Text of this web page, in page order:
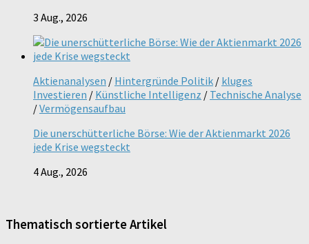
3 Aug., 2026
Aktienanalysen / Hintergründe Politik / kluges
Investieren / Künstliche Intelligenz / Technische Analyse
/Vermögensaufbau
Die unerschütterliche Börse: Wie der Aktienmarkt 2026
jede Krise wegsteckt
4 Aug., 2026
Thematisch sortierte Artikel